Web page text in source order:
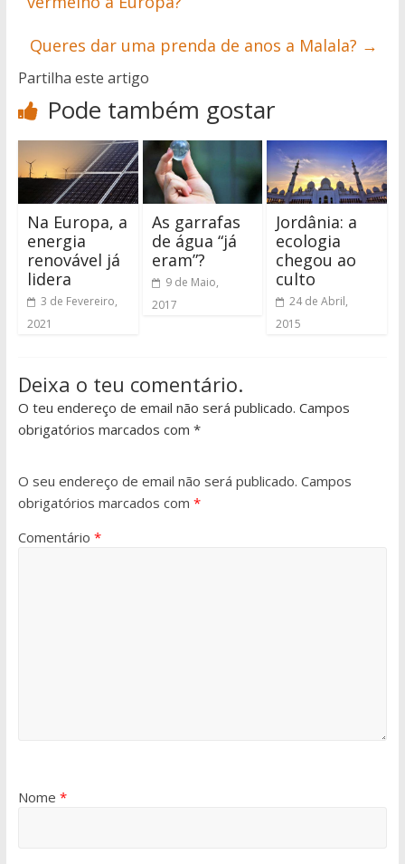
Queres dar uma prenda de anos a Malala? →
Partilha este artigo
Pode também gostar
Na Europa, a
energia
renovável já
lidera
3 de Fevereiro,
2021
As garrafas
de água “já
eram”?
9 de Maio,
2017
Jordânia: a
ecologia
chegou ao
culto
24 de Abril,
2015
Deixa o teu comentário.
O teu endereço de email não será publicado. Campos
obrigatórios marcados com *
O seu endereço de email não será publicado. Campos
obrigatórios marcados com *
Comentário *
Nome *